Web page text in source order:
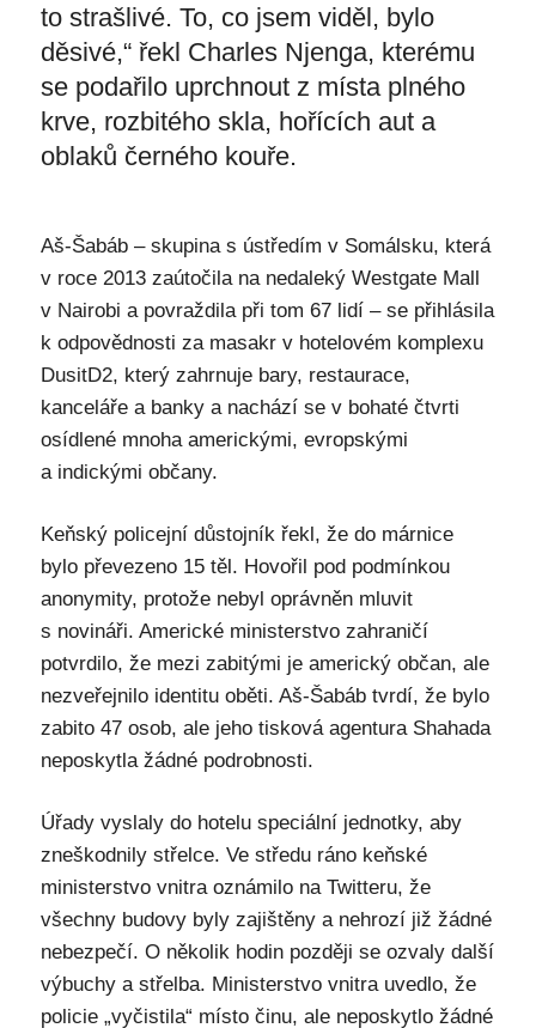
to strašlivé. To, co jsem viděl, bylo
děsivé,“ řekl Charles Njenga, kterému
se podařilo uprchnout z místa plného
krve, rozbitého skla, hořících aut a
oblaků černého kouře.
Aš-Šabáb – skupina s ústředím v Somálsku, která
v roce 2013 zaútočila na nedaleký Westgate Mall
v Nairobi a povraždila při tom 67 lidí – se přihlásila
k odpovědnosti za masakr v hotelovém komplexu
DusitD2, který zahrnuje bary, restaurace,
kanceláře a banky a nachází se v bohaté čtvrti
osídlené mnoha americkými, evropskými
a indickými občany.
Keňský policejní důstojník řekl, že do márnice
bylo převezeno 15 těl. Hovořil pod podmínkou
anonymity, protože nebyl oprávněn mluvit
s novináři. Americké ministerstvo zahraničí
potvrdilo, že mezi zabitými je americký občan, ale
nezveřejnilo identitu oběti. Aš-Šabáb tvrdí, že bylo
zabito 47 osob, ale jeho tisková agentura Shahada
neposkytla žádné podrobnosti.
Úřady vyslaly do hotelu speciální jednotky, aby
zneškodnily střelce. Ve středu ráno keňské
ministerstvo vnitra oznámilo na Twitteru, že
všechny budovy byly zajištěny a nehrozí již žádné
nebezpečí. O několik hodin později se ozvaly další
výbuchy a střelba. Ministerstvo vnitra uvedlo, že
policie „vyčistila“ místo činu, ale neposkytlo žádné